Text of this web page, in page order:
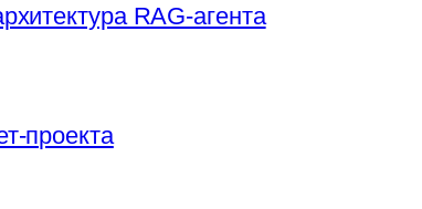
RAG-агента
проекта